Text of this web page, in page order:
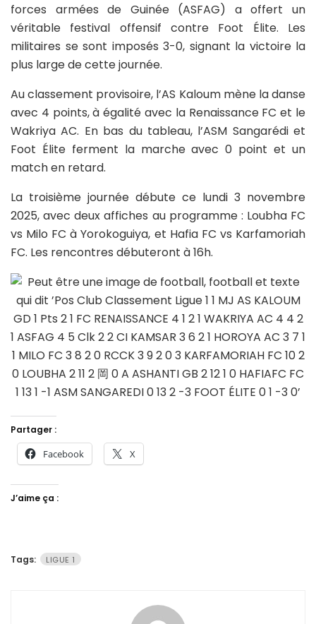
forces armées de Guinée (ASFAG) a offert un
véritable festival offensif contre Foot Élite. Les
militaires se sont imposés 3-0, signant la victoire la
plus large de cette journée.
Au classement provisoire, l’AS Kaloum mène la danse
avec 4 points, à égalité avec la Renaissance FC et le
Wakriya AC. En bas du tableau, l’ASM Sangarédi et
Foot Élite ferment la marche avec 0 point et un
match en retard.
La troisième journée débute ce lundi 3 novembre
2025, avec deux affiches au programme : Loubha FC
vs Milo FC à Yorokoguiya, et Hafia FC vs Karfamoriah
FC. Les rencontres débuteront à 16h.
Partager :
Facebook X
J’aime ça :
Tags: LIGUE 1